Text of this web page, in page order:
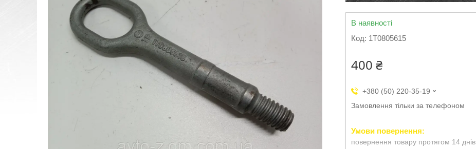
В наявності
Код: 1T0805615
400 ₴
+380 (50) 220-35-19
Замовлення тільки за телефоном
повернення товару протягом 14 днів